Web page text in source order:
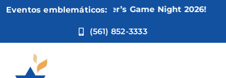
Eventos emblemáticos:
Nov 5:Not Your Mother’s Game Night 2026!
(561) 852-3333